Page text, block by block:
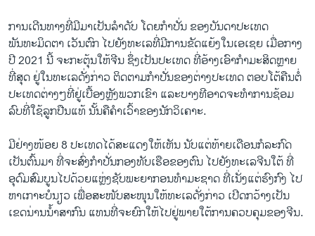
ລາຍການກະຈາຍສຽງ
ລາຍງານ
ຕິດຕາມພວກເຮົາ ທີ່
ພາສາຕ່າງໆ
ການເດີນທາງທີ່ມີມາເປັນລຳດັບ ໂດຍກຳປັ່ນ ຂອງບັນດາປະເທດ
ພັນທະມິດຕາ ເວັນຕົກ ໄປຍັງທະເລທີ່ມີການຂັດແຍ້ງໃນເອເຊຍ ເມື່ອກາງ
ປີ 2021 ນີ້ ຈະກະຕຸ້ນໃຫ້ຈີນ ຊຶ່ງເປັນປະເທດ ທີ່ອ້າງເອົາກຳມະສິດຫຼາຍ
ທີ່ສຸດ ຢູ່ໃນທະເລດັ່ງກ່າວ ຕິດຕາມກຳປັ່ນຂອງຕ່າງປະເທດ ຕອບໂຕ້ຄືນຕໍ່
ປະເທດຕ່າງໆທີ່ຢູ່ເບື້ອງຫຼັງພວກເຂົາ ແລະບາງທີອາດຈະທຳການຊ້ອມ
ລົບທີ່ໃຊ້ລູກປືນແທ້ ນັ້ນຄືຄຳເວົ້າຂອງນັກວິເຄາະ.
ມີຢ່າງໜ້ອຍ 8 ປະເທດໄດ້ສະແດງໃຫ້ເຫັນ ນັບແຕ່ທ້າຍເດືອນກໍລະກົດ
ເປັນຕົ້ນມາ ທີ່ຈະສົ່ງກຳປັ່ນກອງທັບເຮືອຂອງຕົນ ໄປຍັງທະເລຈີນໃຕ້ ທີ່
ອຸດົມສົມບູນໄປດ້ວຍແຫຼ່ງຊັບພະຍາກອນທຳມະຊາດ ທີ່ເນັ່ງແຕ່ຮົງກົງ ໄປ
ຫາເກາະບໍນຽວ ເພື່ອສະໜັບສະໜຸນໃຫ້ທະເລດັ່ງກ່າວ ເປີດກວ້າງເປັນ
ເຂດນ່ານນ້ຳສາກົນ ແທນທີ່ຈະຍົກໃຫ້ໄປຢູ່ພາຍໃຕ້ການຄວບຄຸມຂອງຈີນ.